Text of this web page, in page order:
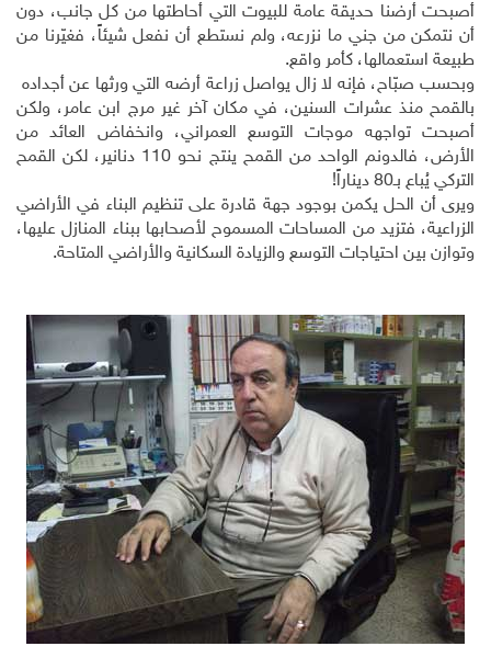
أصبحت أرضنا حديقة عامة للبيوت التي أحاطتها من كل جانب، دون
أن نتمكن من جني ما نزرعه، ولم نستطع أن نفعل شيئاً، فغيّرنا من
طبيعة استعمالها، كأمر واقع.
وبحسب صبّاح، فإنه لا زال يواصل زراعة أرضه التي ورثها عن أجداده
بالقمح منذ عشرات السنين، في مكان آخر غير مرج ابن عامر، ولكن
أصبحت تواجهه موجات التوسع العمراني، وانخفاض العائد من
الأرض، فالدونم الواحد من القمح ينتج نحو 110 دنانير، لكن القمح
التركي يُباع بـ80 ديناراً!
ويرى أن الحل يكمن بوجود جهة قادرة على تنظيم البناء في الأراضي
الزراعية، فتزيد من المساحات المسموح لأصحابها ببناء المنازل عليها،
وتوازن بين احتياجات التوسع والزيادة السكانية والأراضي المتاحة.